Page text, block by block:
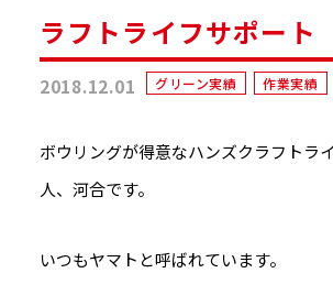
ラフトライフサポート
2018.12.01 グリーン実績 作業実績
ボウリングが得意なハンズクラフトラ
人、河合です。
いつもヤマトと呼ばれています。